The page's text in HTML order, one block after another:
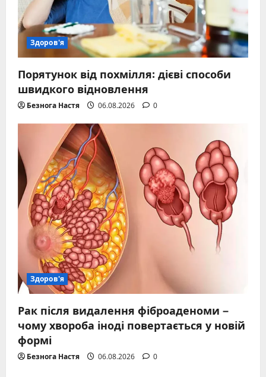
Здоров'я
Порятунок від похмілля: дієві способи
швидкого відновлення
Безнога Настя 06.08.2026 0
Здоров'я
Рак після видалення фіброаденоми –
чому хвороба іноді повертається у новій
формі
Безнога Настя 06.08.2026 0